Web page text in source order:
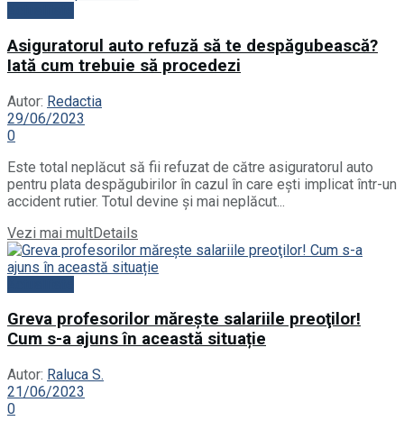
Asiguratorul auto refuză să te despăgubească?
Iată cum trebuie să procedezi
Autor: Redactia
29/06/2023
0
Este total neplăcut să fii refuzat de către asiguratorul auto
pentru plata despăgubirilor în cazul în care ești implicat într-un
accident rutier. Totul devine și mai neplăcut...
Vezi mai multDetails
Greva profesorilor măreşte salariile preoţilor!
Cum s-a ajuns în această situație
Autor: Raluca S.
21/06/2023
0